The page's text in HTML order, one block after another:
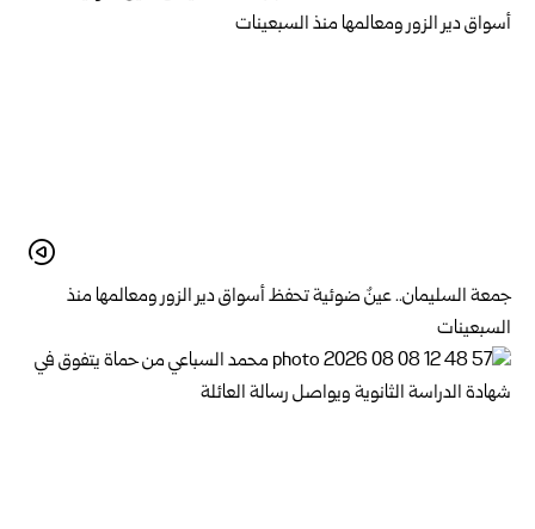
جمعة السليمان.. عينٌ ضوئية تحفظ أسواق دير الزور ومعالمها منذ
السبعينات